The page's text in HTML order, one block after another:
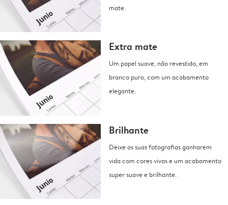
mate.
Extra mate
Um papel suave, não revestido, em
branco puro, com um acabamento
elegante.
Brilhante
Deixe as suas fotografias ganharem
vida com cores vivas e um acabamento
super suave e brilhante.